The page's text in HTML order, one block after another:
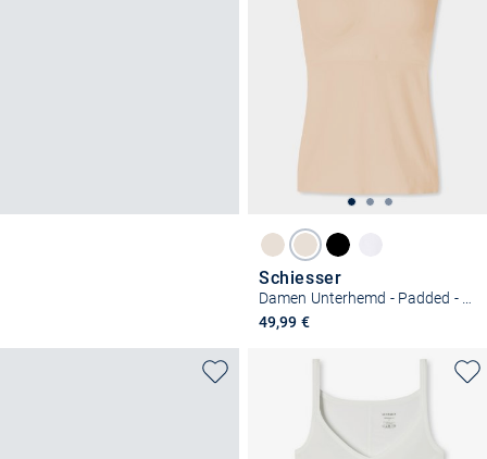
Schiesser
49,99 €